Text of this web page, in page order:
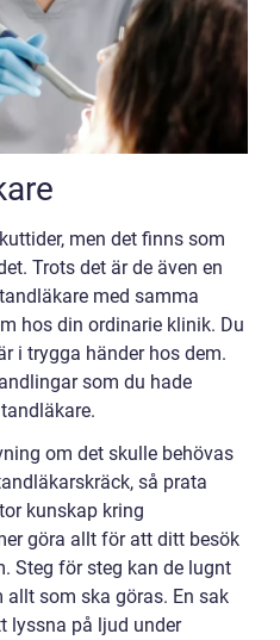
men det finns som
Trots det är de även en
med samma
hos din ordinarie klinik. Du
i trygga händer hos dem.
som du hade
om det skulle behövas
så prata
kunskap kring
göra allt för att ditt besök
Steg för steg kan de lugnt
som ska göras. En sak
lyssna på ljud under